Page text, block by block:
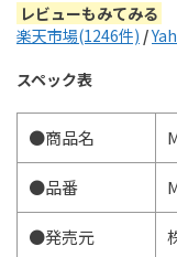
レビューもみてみる
楽天市場(1246件) /
スペック表
●商品名
●品番
●発売元